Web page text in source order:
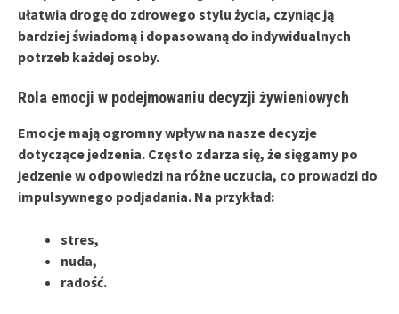
ułatwia drogę do zdrowego stylu życia, czyniąc ją
bardziej świadomą i dopasowaną do indywidualnych
potrzeb każdej osoby.
Rola emocji w podejmowaniu decyzji żywieniowych
Emocje mają ogromny wpływ na nasze decyzje
dotyczące jedzenia. Często zdarza się, że sięgamy po
jedzenie w odpowiedzi na różne uczucia, co prowadzi do
impulsywnego podjadania. Na przykład:
stres,
nuda,
radość.